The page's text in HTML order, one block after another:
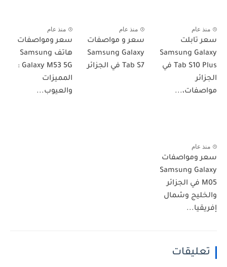
منذ عام
سعر تابلت
Samsung Galaxy
Tab S10 Plus في
الجزائر
مواصفات،...
منذ عام
سعر و مواصفات
Samsung Galaxy
Tab S7 في الجزائر
منذ عام
سعر ومواصفات
هاتف Samsung
Galaxy M53 5G :
المميزات
والعيوب...
منذ عام
سعر ومواصفات
Samsung Galaxy
M05 في الجزائر
والخليج وشمال
إفريقيا...
تعليقات